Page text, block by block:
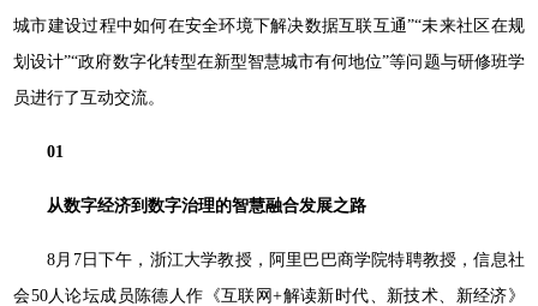
城市建设过程中如何在安全环境下解决数据互联互通”“未来社区在规
划设计”“政府数字化转型在新型智慧城市有何地位”等问题与研修班学
员进行了互动交流。
01
从数字经济到数字治理的智慧融合发展之路
8月7日下午，浙江大学教授，阿里巴巴商学院特聘教授，信息社
会50人论坛成员陈德人作《互联网+解读新时代、新技术、新经济》